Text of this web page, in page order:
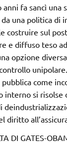
fa sancì una
una politica
costruire sul
e diffuso teso
opzione
come
interno si
diritto
DI GATES-